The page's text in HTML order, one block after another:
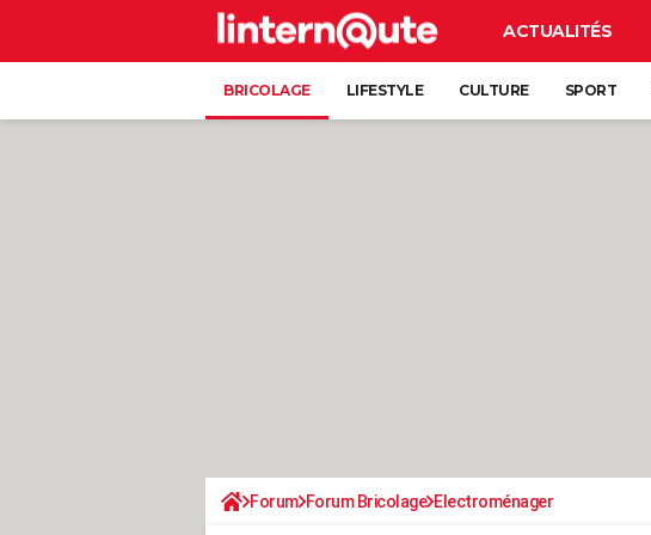
ACTUALITÉS
BRICOLAGE LIFESTYLE CULTURE SPORT
Forum Forum Bricolage Electroménager